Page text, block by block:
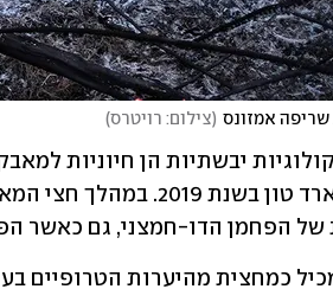
שריפה אמזונס (צילום: רויטרס)
הפחמן הדו-חמצני, גם כאשר